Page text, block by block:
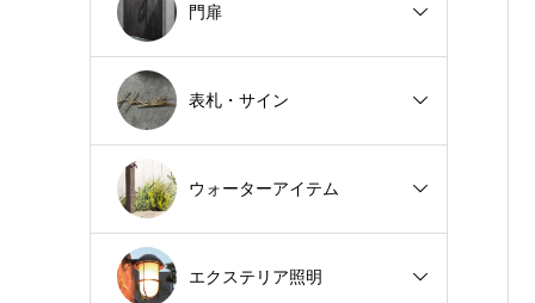
門扉
表札・サイン
ウォーターアイテム
エクステリア照明